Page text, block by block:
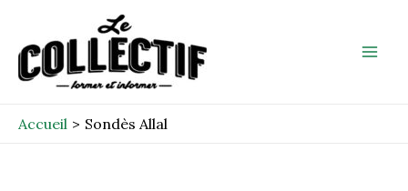
contenu
Accueil Sondès Allal